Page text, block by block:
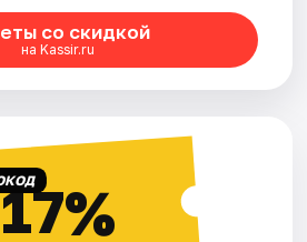
со скидкой
на Kassir.ru
17%